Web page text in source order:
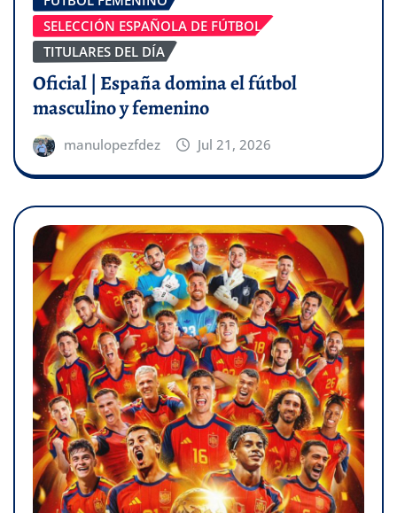
SELECCIÓN ESPAÑOLA DE FÚTBOL
TITULARES DEL DÍA
Oficial | España domina el fútbol
masculino y femenino
manulopezfdez Jul 21, 2026